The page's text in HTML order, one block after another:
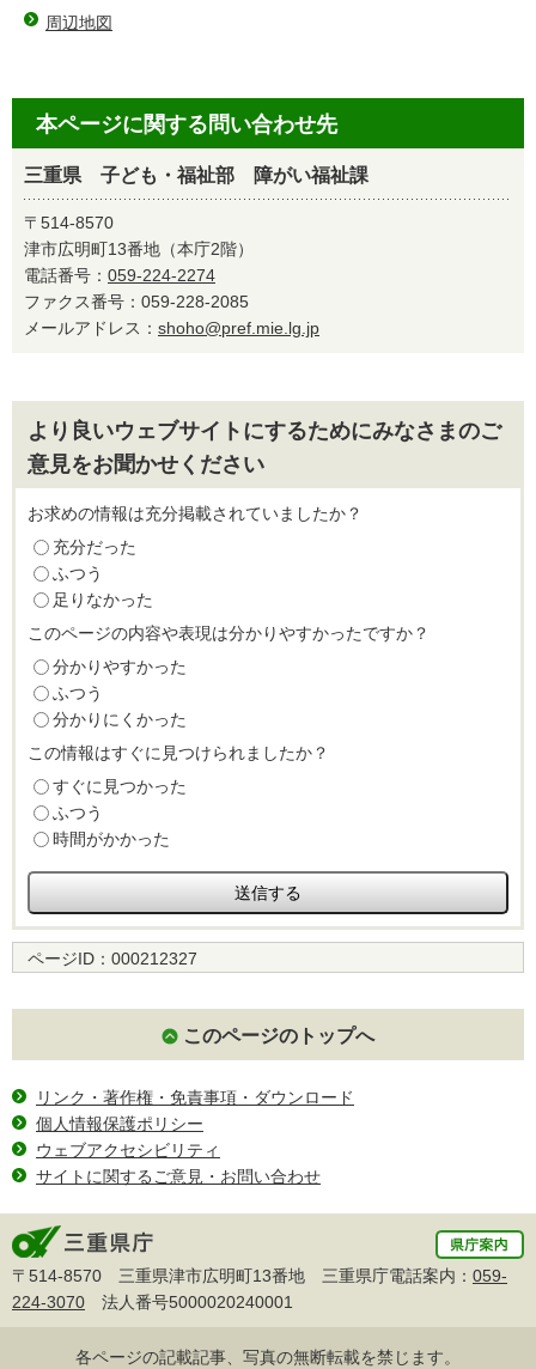
周辺地図
本ページに関する問い合わせ先
三重県 子ども・福祉部 障がい福祉課
〒514-8570
津市広明町13番地（本庁2階）
電話番号： 059-224-2274
ファクス番号：059-228-2085
メールアドレス： shoho@pref.mie.lg.jp
より良いウェブサイトにするためにみなさまのご
意見をお聞かせください
お求めの情報は充分掲載されていましたか？
充分だった
ふつう
足りなかった
このページの内容や表現は分かりやすかったですか？
分かりやすかった
ふつう
分かりにくかった
この情報はすぐに見つけられましたか？
すぐに見つかった
ふつう
時間がかかった
ページID： 000212327
このページのトップへ
リンク・著作権・免責事項・ダウンロード
個人情報保護ポリシー
ウェブアクセシビリティ
サイトに関するご意見・お問い合わせ
〒514-8570 三重県津市広明町13番地 三重県庁電話案内： 059-
224-3070 法人番号5000020240001
各ページの記載記事、写真の無断転載を禁じます。